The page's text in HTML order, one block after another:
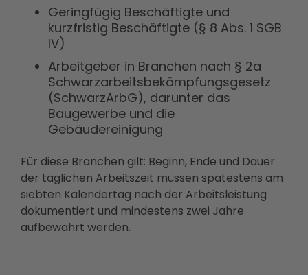
Geringfügig Beschäftigte und
kurzfristig Beschäftigte (§ 8 Abs. 1 SGB
IV)
Arbeitgeber in Branchen nach § 2a
Schwarzarbeitsbekämpfungsgesetz
(SchwarzArbG), darunter das
Baugewerbe und die
Gebäudereinigung
Für diese Branchen gilt: Beginn, Ende und Dauer
der täglichen Arbeitszeit müssen spätestens am
siebten Kalendertag nach der Arbeitsleistung
dokumentiert und mindestens zwei Jahre
aufbewahrt werden.